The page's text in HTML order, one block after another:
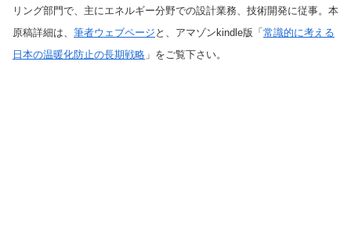
リング部門で、主にエネルギー分野での設計業務、技術開発に従事。本
原稿詳細は、 筆者ウェブページ と、アマゾンkindle版「 常識的に考える
日本の温暖化防止の長期戦略 」をご覧下さい。